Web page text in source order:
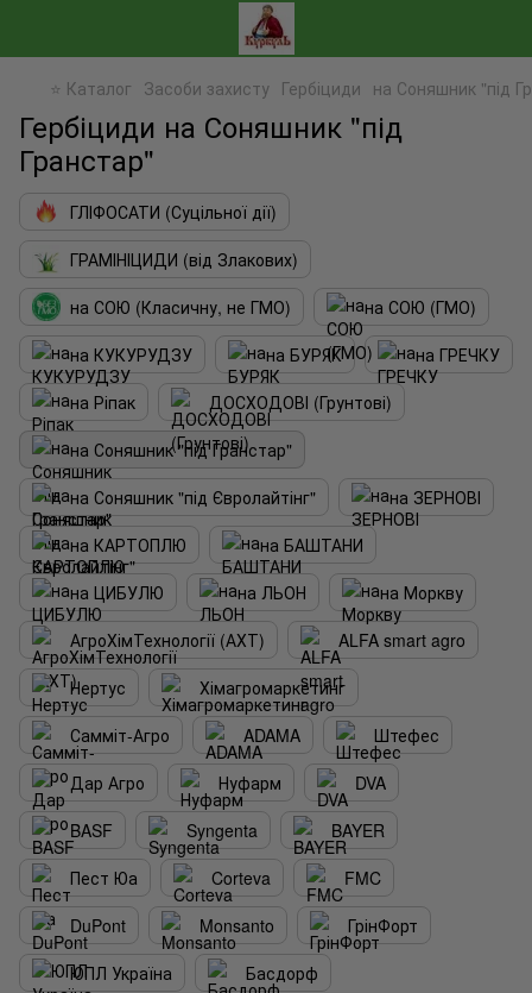
⭐ Каталог Засоби захисту Гербіциди на Соняшник "під
Гербіциди на Соняшник "під
Гранстар"
ГЛІФОСАТИ (Суцільної дії)
ГРАМІНІЦИДИ (від Злакових)
на СОЮ (Класичну, не ГМО)
на СОЮ (ГМО)
на КУКУРУДЗУ
на БУРЯК
на ГРЕЧКУ
на Ріпак
ДОСХОДОВІ (Грунтові)
на Соняшник "під Гранстар"
на Соняшник "під Євролайтінг"
на ЗЕРНОВІ
на КАРТОПЛЮ
на БАШТАНИ
на ЦИБУЛЮ
на ЛЬОН
на Моркву
АгроХімТехнології (АХТ)
ALFA smart agro
Нертус
Хімагромаркетинг
Самміт-Агро
ADAMA
Штефес
Дар Агро
Нуфарм
DVA
BASF
Syngenta
BAYER
Пест Юа
Corteva
FMC
DuPont
Monsanto
ГрінФорт
ЮПЛ Україна
Басдорф